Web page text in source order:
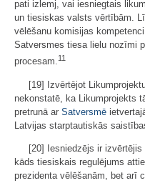
pati izlemj, vai iesniegtais
un tiesiskas valsts vērtībām.
vēlēšanu komisijas
Satversmes tiesa lielu nozīmi
procesam.11
[19] Izvērtējot
nekonstatē, ka Likumprojekts
pretrunā ar Satversmē
Latvijas starptautiskās
[20] Iesniedzējs ir
kāds tiesiskais regulējums
prezidenta vēlēšanām, bet arī